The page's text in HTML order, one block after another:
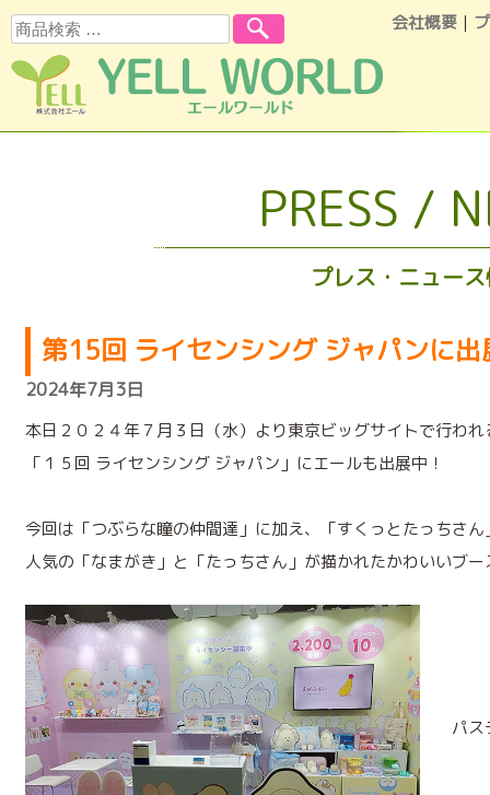
会社概要 ｜
検索
PRESS /
プレス・ニュー
第15回 ライセンシング ジャパンに出
2024年7月3日
本日２０２４年７月３日（水）より東京ビッグサイトで行われ
「１５回 ライセンシング ジャパン」にエールも出展中！
今回は「つぶらな瞳の仲間達」に加え、「すくっとたっちさん
人気の「なまがき」と「たっちさん」が描かれたかわいいブ
パス